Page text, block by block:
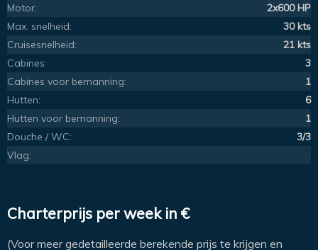
Motor:
2x600 HP
Max. snelheid:
30 kts
Cruisesnelheid:
21 kts
Cabines:
3
Cabines voor bemanning:
1
Hutten:
6
Hutten voor bemanning:
1
Douche / WC:
3/3
Vlag:
Charterprijs per week in €
(Voor meer gedetailleerde berekende prijs te krijgen en